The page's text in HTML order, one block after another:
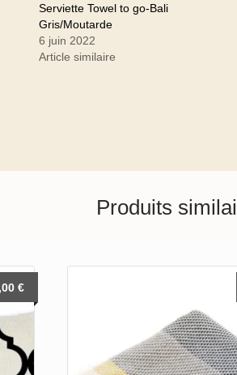
Serviette Towel to go-Bali
Gris/Moutarde
6 juin 2022
Article similaire
Produits
€